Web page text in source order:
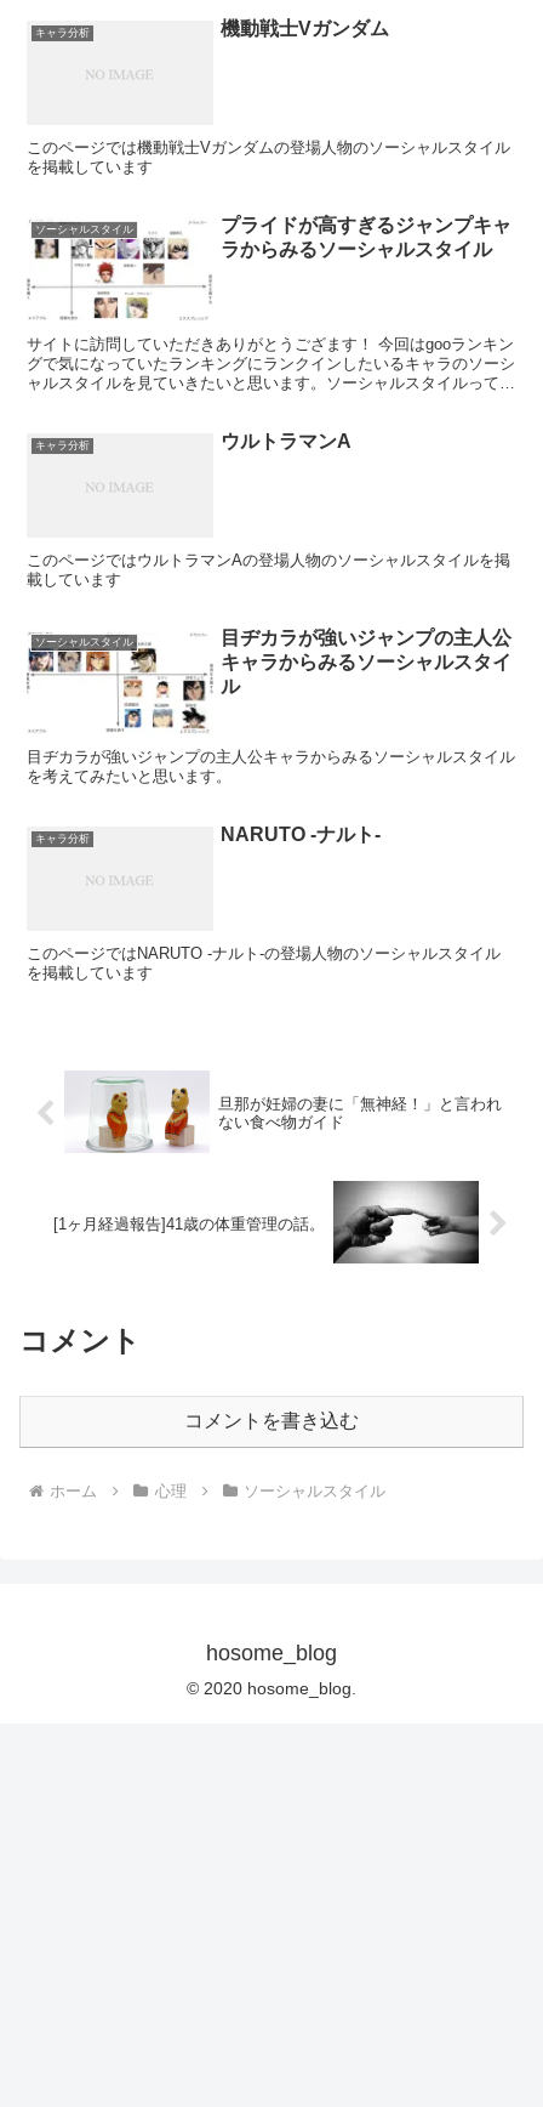
キャラ分析 機動戦士Vガンダム
このページでは機動戦士Vガンダムの登場人物のソーシャルスタイル
を掲載しています
ソーシャルスタイル
プライドが高すぎるジャンプキャ
ラからみるソーシャルスタイル
サイトに訪問していただきありがとうござます！ 今回はgooランキン
グで気になっていたランキングにランクインしたいるキャラのソーシ
ャルスタイルを見ていきたいと思います。ソーシャルスタイルってな
キャラ分析 ウルトラマンA
このページではウルトラマンAの登場人物のソーシャルスタイルを掲
載しています
ソーシャルスタイル
目ヂカラが強いジャンプの主人公
キャラからみるソーシャルスタイ
ル
目ヂカラが強いジャンプの主人公キャラからみるソーシャルスタイル
を考えてみたいと思います。
キャラ分析 NARUTO -ナルト-
このページではNARUTO -ナルト-の登場人物のソーシャルスタイル
を掲載しています
旦那が妊婦の妻に「無神経！」と言われ
ない食べ物ガイド
[1ヶ月経過報告]41歳の体重管理の話。
コメント
コメントを書き込む
ホーム 心理 ソーシャルスタイル
hosome_blog
© 2020 hosome_blog.